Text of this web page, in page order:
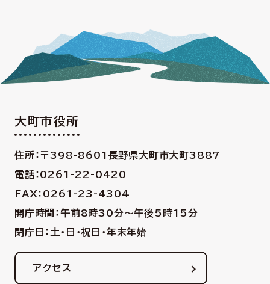
大町市役所
住所：〒398-8601 長野県大町市大町3887
電話：0261-22-0420
FAX：0261-23-4304
開庁時間：午前8時30分〜午後5時15分
閉庁日：土・日・祝日・年末年始
アクセス